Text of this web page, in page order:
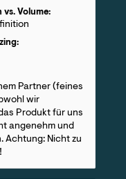
Volume:
Partner (feines
wir
Produkt für uns
angenehm und
Achtung: Nicht zu